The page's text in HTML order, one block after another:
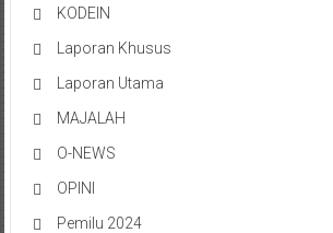
KODEIN
Laporan Khusus
Laporan Utama
MAJALAH
O-NEWS
OPINI
Pemilu 2024